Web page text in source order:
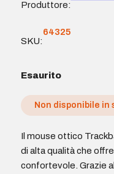
Produttore:
SKU:
64325
Esaurito
Non disponibile in
Il mouse ottico
di alta qualità che
confortevole. Grazie